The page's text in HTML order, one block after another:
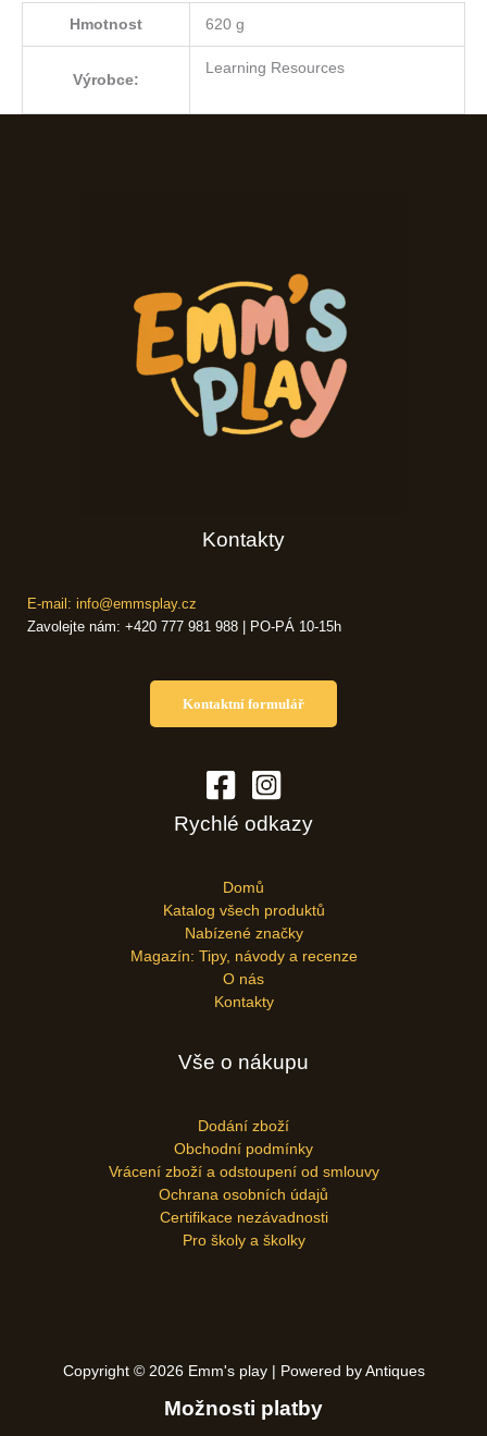
Hmotnost 620 g
Výrobce:
Learning Resources
Kontakty
E-mail: info@emmsplay.cz
Zavolejte nám: +420 777 981 988 | PO-PÁ 10-15h
Kontaktní formulář
Rychlé odkazy
Domů
Katalog všech produktů
Nabízené značky
Magazín: Tipy, návody a recenze
O nás
Kontakty
Vše o nákupu
Dodání zboží
Obchodní podmínky
Vrácení zboží a odstoupení od smlouvy
Ochrana osobních údajů
Certifikace nezávadnosti
Pro školy a školky
Copyright © 2026 Emm's play | Powered by Antiques
Možnosti platby